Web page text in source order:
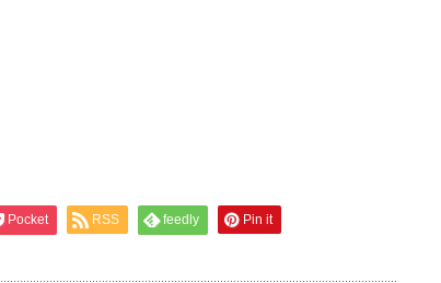
Pocket RSS feedly Pin it